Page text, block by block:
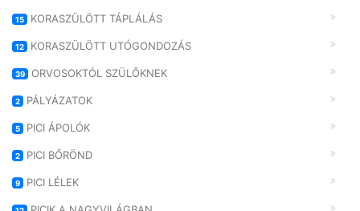
15 KORASZÜLÖTT TÁPLÁLÁS
12 KORASZÜLÖTT UTÓGONDOZÁS
39 ORVOSOKTÓL SZÜLŐKNEK
2 PÁLYÁZATOK
5 PICI ÁPOLÓK
2 PICI BŐRÖND
9 PICI LÉLEK